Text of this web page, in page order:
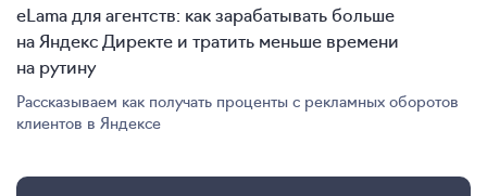
eLama для агентств: как зарабатывать больше
на Яндекс Директе и тратить меньше времени
на рутину
Рассказываем как получать проценты с рекламных оборотов
клиентов в Яндексе